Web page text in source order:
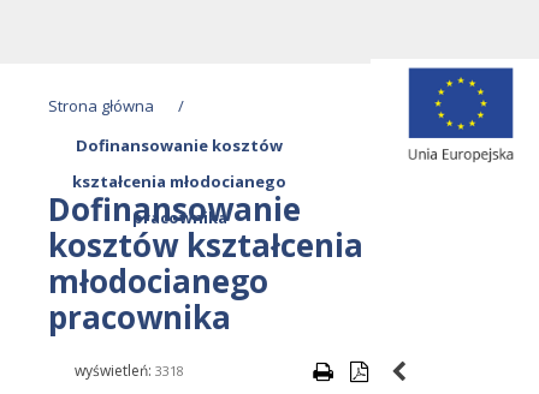
Strona główna
/
Dofinansowanie kosztów
kształcenia młodocianego
pracownika
Dofinansowanie
kosztów kształcenia
młodocianego
pracownika
wyświetleń: 3318